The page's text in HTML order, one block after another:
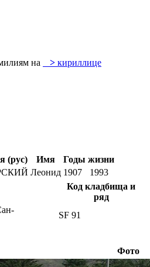
на
> кириллице
(рус) Имя
Годы жизни
Леонид 1907
1993
Код кладбища и
ряд
SF 91
Фото